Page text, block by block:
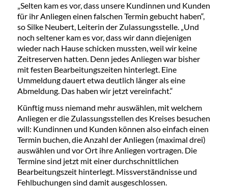
„Selten kam es vor, dass unsere Kundinnen und Kunden
für ihr Anliegen einen falschen Termin gebucht haben“,
so Silke Neubert, Leiterin der Zulassungsstelle. „Und
noch seltener kam es vor, dass wir dann diejenigen
wieder nach Hause schicken mussten, weil wir keine
Zeitreserven hatten. Denn jedes Anliegen war bisher
mit festen Bearbeitungszeiten hinterlegt. Eine
Ummeldung dauert etwa deutlich länger als eine
Abmeldung. Das haben wir jetzt vereinfacht.“
Künftig muss niemand mehr auswählen, mit welchem
Anliegen er die Zulassungsstellen des Kreises besuchen
will: Kundinnen und Kunden können also einfach einen
Termin buchen, die Anzahl der Anliegen (maximal drei)
auswählen und vor Ort ihre Anliegen vortragen. Die
Termine sind jetzt mit einer durchschnittlichen
Bearbeitungszeit hinterlegt. Missverständnisse und
Fehlbuchungen sind damit ausgeschlossen.